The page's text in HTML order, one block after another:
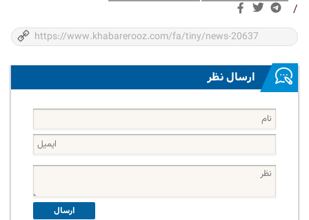
/
ارسال نظر
ارسال